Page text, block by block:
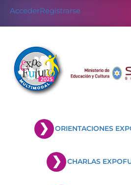
AccederRegistrarse
ORIENTACIONES
CHARLAS